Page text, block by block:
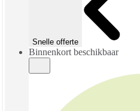
Snelle offerte
Binnenkort beschikbaar